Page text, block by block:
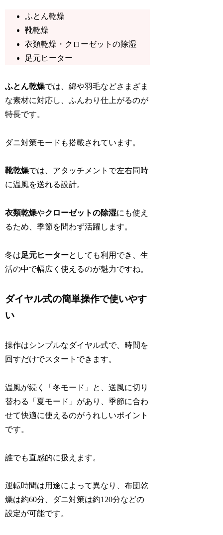
ふとん乾燥
靴乾燥
衣類乾燥・クローゼットの除湿
足元ヒーター
ふとん乾燥では、綿や羽毛などさまざま
な素材に対応し、ふんわり仕上がるのが
特長です。
ダニ対策モードも搭載されています。
靴乾燥では、アタッチメントで左右同時
に温風を送れる設計。
衣類乾燥やクローゼットの除湿にも使え
るため、季節を問わず活躍します。
冬は足元ヒーターとしても利用でき、生
活の中で幅広く使えるのが魅力ですね。
ダイヤル式の簡単操作で使いやす
い
操作はシンプルなダイヤル式で、時間を
回すだけでスタートできます。
温風が続く「冬モード」と、送風に切り
替わる「夏モード」があり、季節に合わ
せて快適に使えるのがうれしいポイント
です。
誰でも直感的に扱えます。
運転時間は用途によって異なり、布団乾
燥は約60分、ダニ対策は約120分などの
設定が可能です。